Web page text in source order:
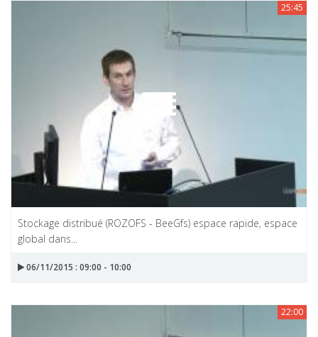
25:45
Stockage distribué (ROZOFS - BeeGfs) espace rapide, espace
global dans...
06/11/2015 : 09:00 - 10:00
22:00